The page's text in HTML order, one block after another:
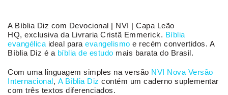
A Bíblia Diz com Devocional | NVI | Capa Leão
HQ, exclusiva da Livraria Cristã Emmerick. Bíblia
evangélica ideal para evangelismo e recém convertidos. A
Bíblia Diz é a bíblia de estudo mais barata do Brasil.
Com uma linguagem simples na versão NVI Nova Versão
Internacional, A Bíblia Diz contém um caderno suplementar
com três textos diferenciados.